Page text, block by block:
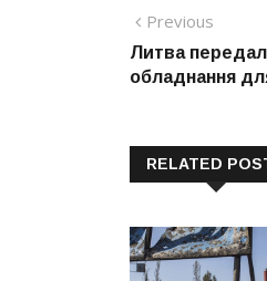
Навігація
записів
Previous
post:
Литва
обладнання
RELATED